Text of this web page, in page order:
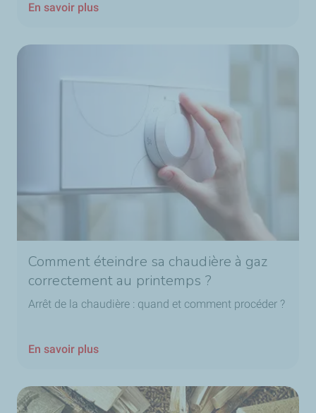
En savoir plus
Comment éteindre sa chaudière à gaz
correctement au printemps ?
Arrêt de la chaudière : quand et comment procéder ?
En savoir plus